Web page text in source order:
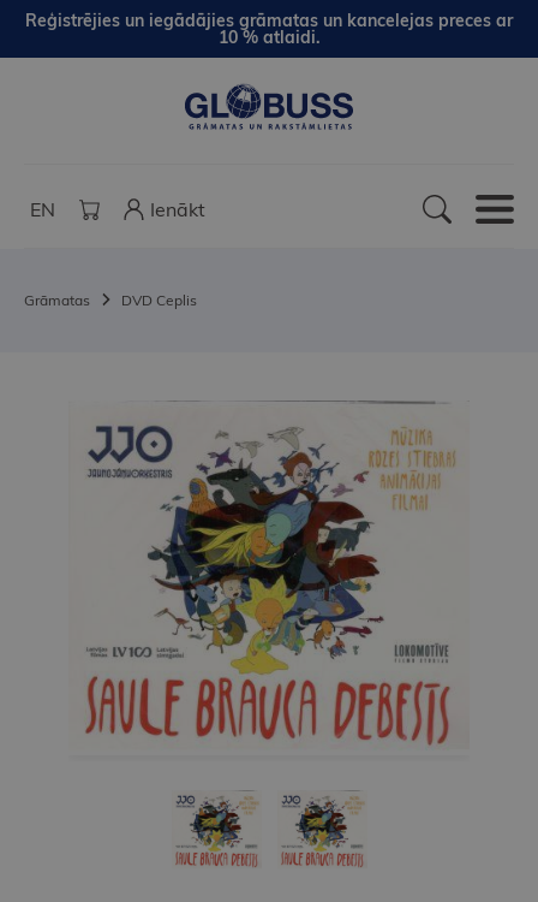
Reģistrējies un iegādājies grāmatas un kancelejas preces ar
10 % atlaidi.
EN Ienākt
Grāmatas DVD Ceplis